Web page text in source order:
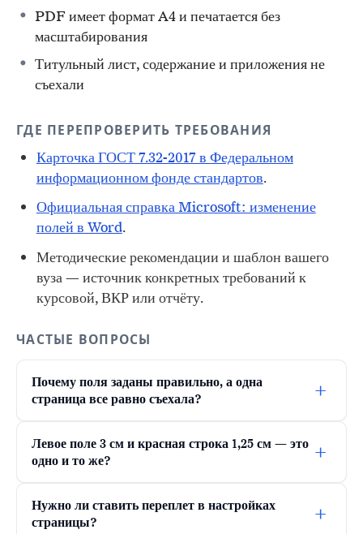
PDF имеет формат A4 и печатается без
масштабирования
Титульный лист, содержание и приложения не
съехали
ГДЕ ПЕРЕПРОВЕРИТЬ ТРЕБОВАНИЯ
Карточка ГОСТ 7.32-2017 в Федеральном
информационном фонде стандартов.
Официальная справка Microsoft: изменение
полей в Word.
Методические рекомендации и шаблон вашего
вуза — источник конкретных требований к
курсовой, ВКР или отчёту.
ЧАСТЫЕ ВОПРОСЫ
Почему поля заданы правильно, а одна
страница все равно съехала?
+
Левое поле 3 см и красная строка 1,25 см — это
одно и то же?
+
Нужно ли ставить переплет в настройках
страницы?
+